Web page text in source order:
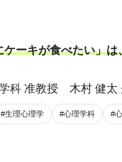
ケーキが食べたい」
科 准教授 木村 健太
#生理心理学 #心理学科 #